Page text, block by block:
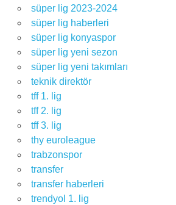
süper lig 2023-2024
süper lig haberleri
süper lig konyaspor
süper lig yeni sezon
süper lig yeni takımları
teknik direktör
tff 1. lig
tff 2. lig
tff 3. lig
thy euroleague
trabzonspor
transfer
transfer haberleri
trendyol 1. lig